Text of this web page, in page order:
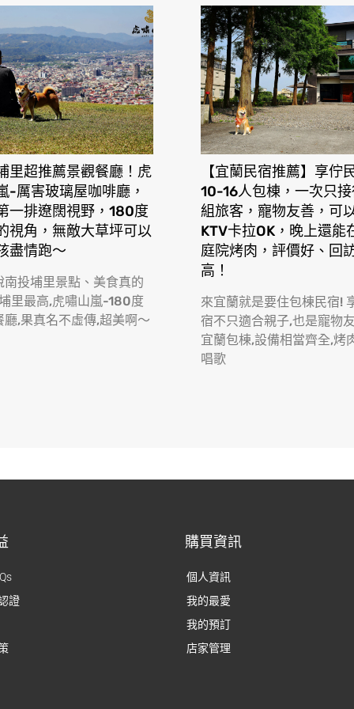
間賣車輪餅、司康以及咖啡的下午茶處所，店內的內用用餐座
且於店內用餐每人有$120的低消，禁帶外食、飲料，可以帶毛
里超推薦景觀餐廳！虎
-厲害玻璃屋咖啡廳，
一排遼闊視野，180度
視角，無敵大草坪可以
盡情跑〜
南投埔里景點、美食真的
里最高,虎嘯山嵐-180度
廳,果真名不虛傳,超美啊〜
【宜蘭民宿推薦】享佇
10-16人包棟，一次只
組旅客，寵物友善，可
KTV卡拉OK，晚上還能
庭院烤肉，評價好、回
高！
來宜蘭就是要住包棟民宿!
宿不只適合親子,也是寵物
宜蘭包棟,設備相當齊全,烤
唱歌
證
購買資訊
個人資訊
我的最愛
我的預訂
店家管理